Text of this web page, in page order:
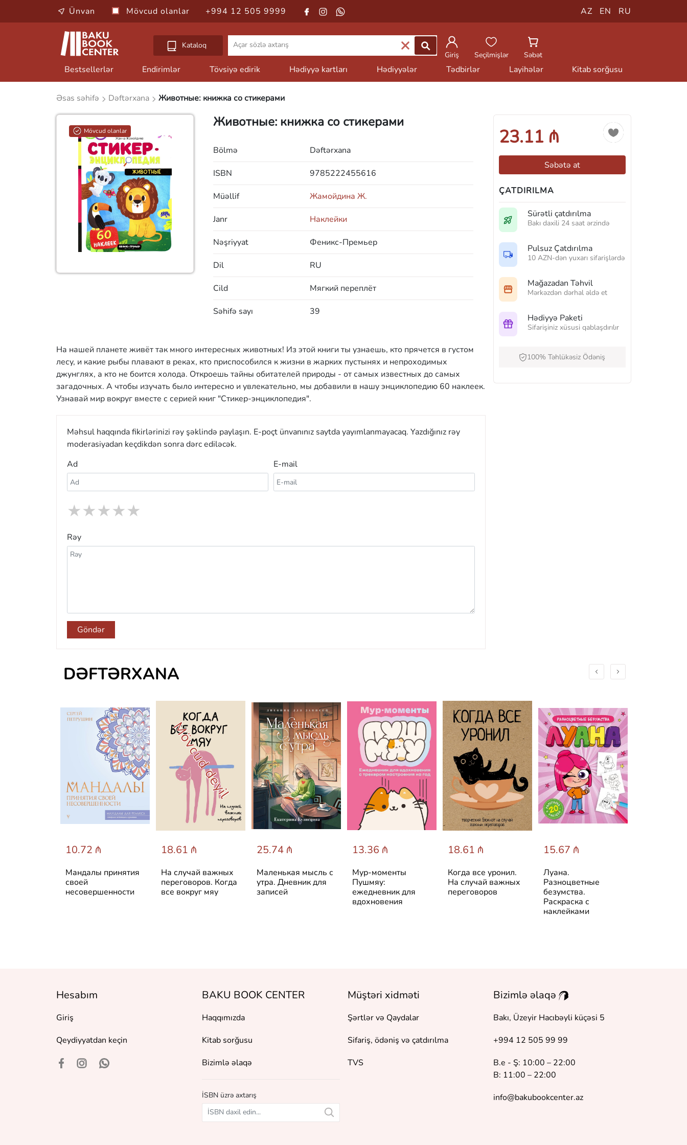
Ünvan Mövcud olanlar +994 12 505 9999 AZ EN RU
Kataloq
Giriş
Seçilmişlər Səbət
Bestsellerlər Endirimlər Tövsiyə edirik Hədiyyə kartları Hədiyyələr Tədbirlər Layihələr Kitab sorğusu
Əsas səhifə Dəftərxana Животные: книжка со стикерами
Mövcud olanlar
Животные: книжка со стикерами
Bölmə Dəftərxana
ISBN 9785222455616
Müəllif Жамойдина Ж.
Janr Наклейки
Nəşriyyat Феникс-Премьер
Dil RU
Cild Мягкий переплёт
Səhifə sayı 39
На нашей планете живёт так много интересных животных! Из этой книги ты узнаешь, кто прячется в густом
лесу, и какие рыбы плавают в реках, кто приспособился к жизни в жарких пустынях и непроходимых
джунглях, а кто не боится холода. Откроешь тайны обитателей природы - от самых известных до самых
загадочных. А чтобы изучать было интересно и увлекательно, мы добавили в нашу энциклопедию 60 наклеек.
Узнавай мир вокруг вместе с серией книг "Стикер-энциклопедия".
Məhsul haqqında fikirlərinizi rəy şəklində paylaşın. E-poçt ünvanınız saytda yayımlanmayacaq. Yazdığınız rəy
moderasiyadan keçdikdən sonra dərc ediləcək.
Ad
E-mail
★
★
★
★
★
Rəy
Göndər
23.11 ₼
Səbətə at
ÇATDIRILMA
Sürətli çatdırılma
Bakı daxili 24 saat ərzində
Pulsuz Çatdırılma
10 AZN-dən yuxarı sifarişlərdə
Mağazadan Təhvil
Mərkəzdən dərhal əldə et
Hədiyyə Paketi
Sifarişiniz xüsusi qablaşdırılır
100% Təhlükəsiz Ödəniş
DƏFTƏRXANA
10.72 ₼
Мандалы принятия
своей
несовершенности
Mövcud deyil
18.61 ₼
На случай важных
переговоров. Когда
все вокруг мяу
25.74 ₼
Маленькая мысль с
утра. Дневник для
записей
13.36 ₼
Мур-моменты
Пушмяу:
ежедневник для
вдохновения
18.61 ₼
Когда все уронил.
На случай важных
переговоров
15.67 ₼
Луана.
Разноцветные
безумства.
Раскраска с
наклейками
Hesabım
Giriş
Qeydiyyatdan keçin
BAKU BOOK CENTER
Haqqımızda
Kitab sorğusu
Bizimlə əlaqə
İSBN üzrə axtarış
Müştəri xidməti
Şərtlər və Qaydalar
Sifariş, ödəniş və çatdırılma
TVS
Bizimlə əlaqə
Bakı, Üzeyir Hacıbəyli küçəsi 5
+994 12 505 99 99
B.e - Ş: 10:00 – 22:00
B: 11:00 – 22:00
info@bakubookcenter.az